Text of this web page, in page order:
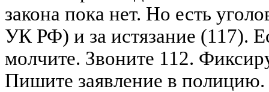
закона пока нет. Но есть
УК РФ) и за истязание (117).
молчите. Звоните 112.
Пишите заявление в полицию.